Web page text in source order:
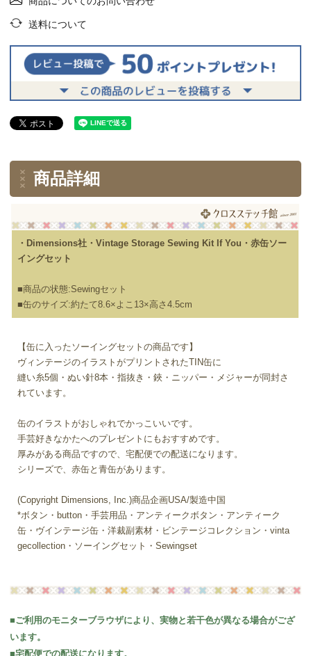
送料について
商品詳細
・Dimensions社・Vintage Storage Sewing Kit If You・赤缶ソー
イングセット
■商品の状態:Sewingセット
■缶のサイズ:約たて8.6×よこ13×高さ4.5cm
【缶に入ったソーイングセットの商品です】
ヴィンテージのイラストがプリントされたTIN缶に
縫い糸5個・ぬい針8本・指抜き・鋏・ニッパー・メジャーが同封さ
れています。
缶のイラストがおしゃれでかっこいいです。
手芸好きなかたへのプレゼントにもおすすめです。
厚みがある商品ですので、宅配便での配送になります。
シリーズで、赤缶と青缶があります。
(Copyright Dimensions, Inc.)商品企画USA/製造中国
*ボタン・button・手芸用品・アンティークボタン・アンティーク
缶・ヴインテージ缶・洋裁副素材・ビンテージコレクション・vinta
gecollection・ソーイングセット・Sewingset
■ご利用のモニターブラウザにより、実物と若干色が異なる場合がござ
います。
■宅配便での配送になります。